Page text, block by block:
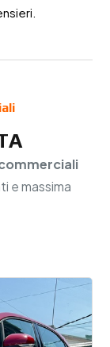
e massima